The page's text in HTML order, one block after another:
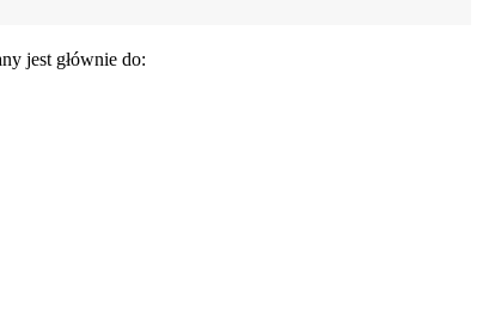
jest głównie do: